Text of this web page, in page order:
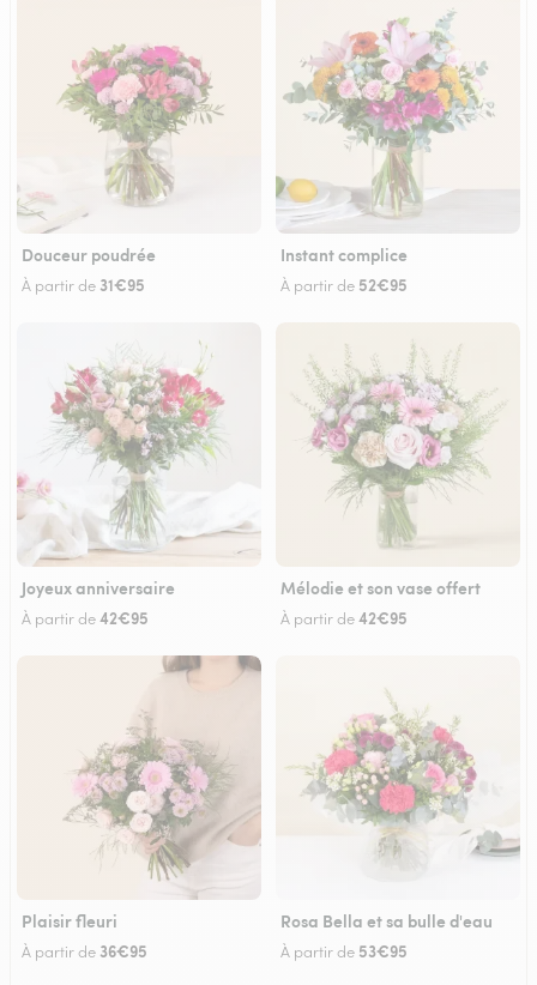
Douceur poudrée
À partir de 31€95
Instant complice
À partir de 52€95
Joyeux anniversaire
À partir de42€95
Mélodie et son vase offert
À partir de42€95
Plaisir fleuri
À partir de 36€95
Rosa Bella et sa bulle d'eau
À partir de 53€95